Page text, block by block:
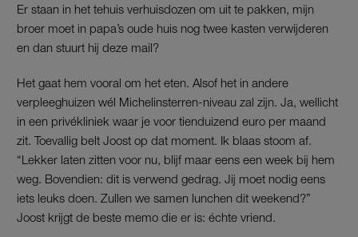
Er staan in het tehuis verhuisdozen om uit te pakken, mijn
broer moet in papa’s oude huis nog twee kasten verwijderen
en dan stuurt hij deze mail?
Het gaat hem vooral om het eten. Alsof het in andere
verpleeghuizen wél Michelinsterren-niveau zal zijn. Ja, wellicht
in een privékliniek waar je voor tienduizend euro per maand
zit. Toevallig belt Joost op dat moment. Ik blaas stoom af.
“Lekker laten zitten voor nu, blijf maar eens een week bij hem
weg. Bovendien: dit is verwend gedrag. Jij moet nodig eens
iets leuks doen. Zullen we samen lunchen dit weekend?”
Joost krijgt de beste memo die er is: échte vriend.